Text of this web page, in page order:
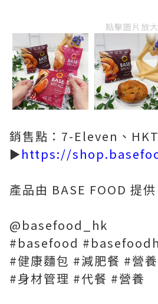
點擊圖片放大
銷售點：7-Eleven、
►https://
產品由 BASE FOOD 提供
@basefood_hk
#basefood
#健康麵包 #減肥餐 #營
#身材管理 #代餐 #營養